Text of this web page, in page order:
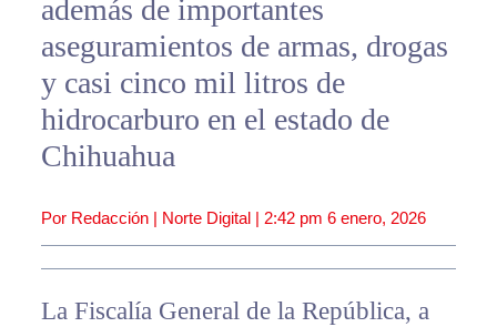
además de importantes
aseguramientos de armas, drogas
y casi cinco mil litros de
hidrocarburo en el estado de
Chihuahua
Por Redacción | Norte Digital | 2:42 pm 6 enero, 2026
La Fiscalía General de la República, a